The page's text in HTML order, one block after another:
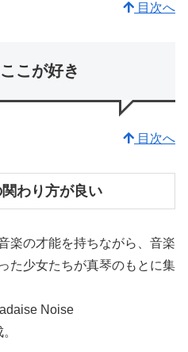
目次へ
こが好き
目次へ
わり方が良い
楽の才能を持ちながら、音楽
た少女たちが真琴のもとに集
Noise